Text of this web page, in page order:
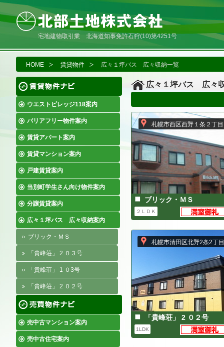
宅地建物取引業 北海道知事免許石狩(10)第4251号
HOME 賃貸物件 広々１坪バス 広々収納一覧
ウエストビレッジ118案内
バリアフリー物件案内
賃貸アパート案内
賃貸マンション案内
戸建賃貸案内
当別町学生さん向け物件案内
分譲賃貸案内
広々１坪バス 広々収納案内
ブリック・ＭＳ
「貴峰荘」 2 ０３号
「貴峰荘」 1 ０3号
「貴峰荘」 2 ０２号
売中古マンション案内
売中古住宅案内
広々１坪バス 広々
ブリック・ＭＳ
札幌市西区西野１条２丁
２ＬＤＫ
「貴峰荘」 2 ０２号
札幌市清田区北野2条2丁
1LDK